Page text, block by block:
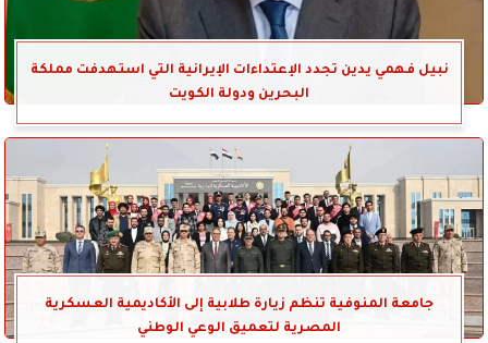
نبيل فهمي يدين تجدد الإعتداءات الإيرانية التي استهدفت مملكة
البحرين ودولة الكويت
جامعة المنوفية تنظم زيارة طلابية إلى الأكاديمية العسكرية
المصرية لتعميق الوعي الوطني